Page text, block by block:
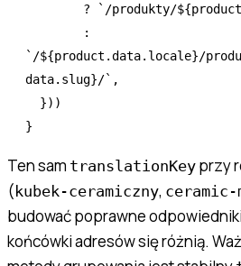
        ?
`/produkty/${product
        :
`/${product .data.locale}/
data.slug}/` ,
  }))
}
Ten sam translationKey przy
(kubek-ceramiczny, ceramic-
budować poprawne
końcówki adresów się różnią.